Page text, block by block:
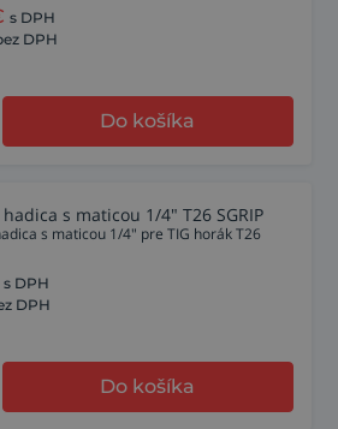
s DPH
DPH
Do košíka
s maticou 1/4" T26 SGRIP
s maticou 1/4" pre TIG horák T26
s DPH
DPH
Do košíka